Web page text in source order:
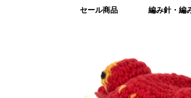
秋冬キット
春夏キット
あみぐるみ・雑
風工房キット
東海えりかキッ
ビヨンドザリー
セール商品 編み針・